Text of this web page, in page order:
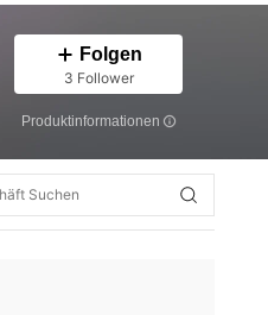
Folgen
3 Follower
Produktinformationen